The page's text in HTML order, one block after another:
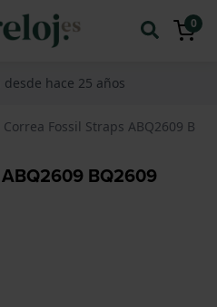
0
hace 25 años
Correa Fossil Straps ABQ2609
BQ2609